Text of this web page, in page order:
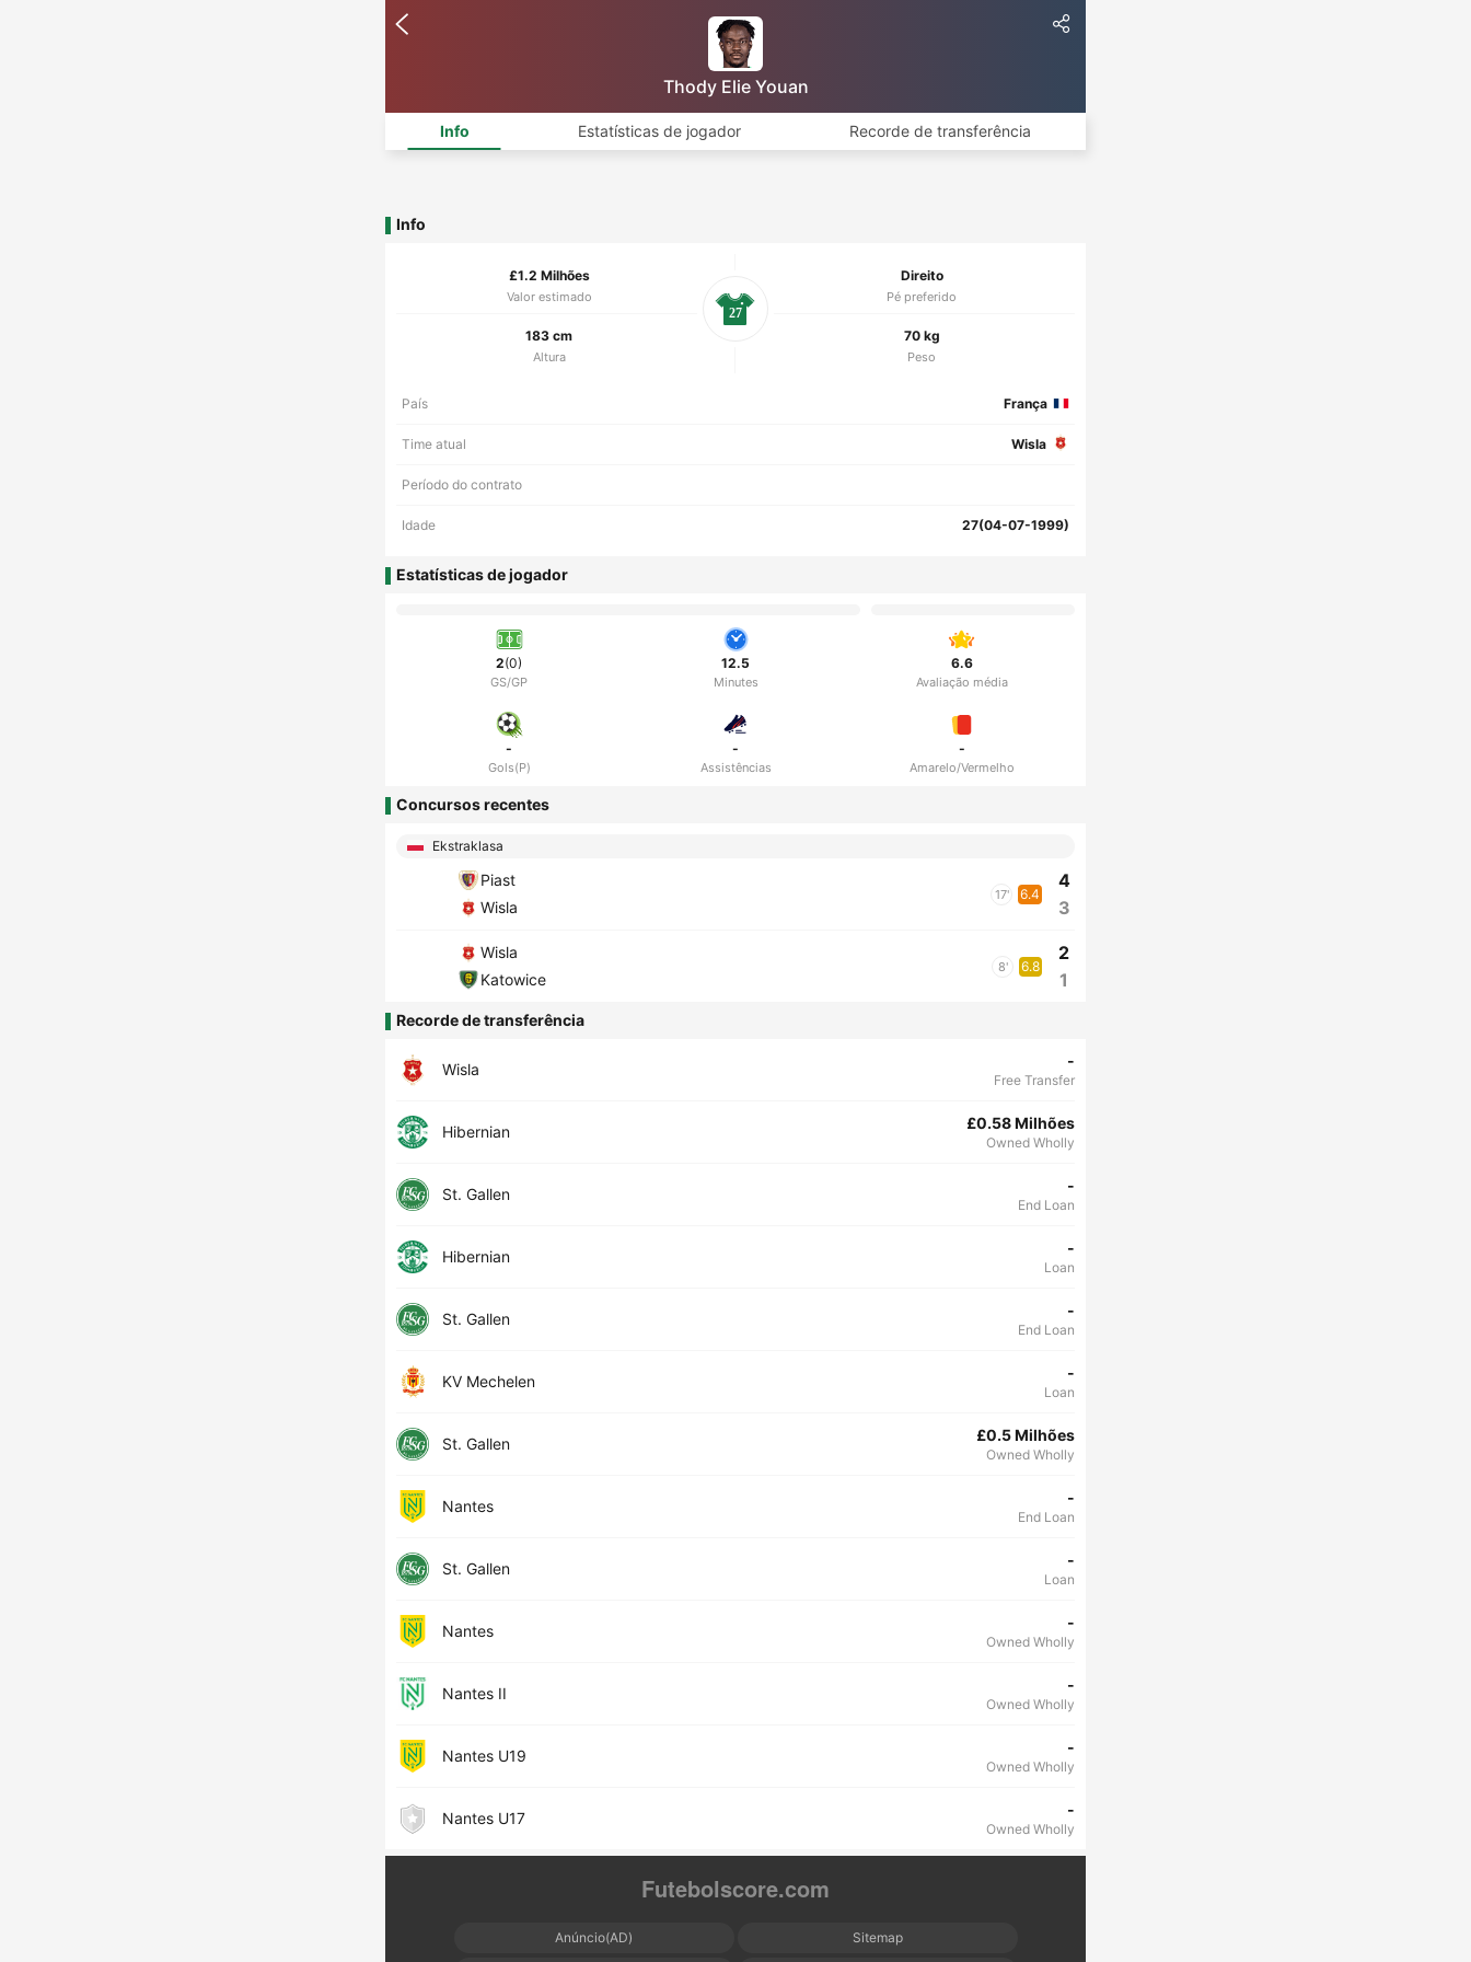
Thody Elie Youan
Info Estatísticas de jogador Recorde de transferência
Info
£1.2 Milhões
Valor estimado
Direito
Pé preferido
183 cm
Altura
70 kg
Peso
27
País França
Time atual Wisla
Período do contrato
Idade 27(04-07-1999)
Estatísticas de jogador
2(0)
GS/GP
12.5
Minutes
6.6
Avaliação média
-
Gols(P)
-
Assistências
-
Amarelo/Vermelho
Concursos recentes
Ekstraklasa
Piast
Wisla
17' 6.4
4
3
Wisla
Katowice
8' 6.8
2
1
Recorde de transferência
Wisla -
Free Transfer
Hibernian £0.58 Milhões
Owned Wholly
St. Gallen -
End Loan
Hibernian -
Loan
St. Gallen -
End Loan
KV Mechelen -
Loan
St. Gallen £0.5 Milhões
Owned Wholly
Nantes -
End Loan
St. Gallen -
Loan
Nantes -
Owned Wholly
Nantes II -
Owned Wholly
Nantes U19 -
Owned Wholly
Nantes U17 -
Owned Wholly
Futebolscore.com
Anúncio(AD) Sitemap